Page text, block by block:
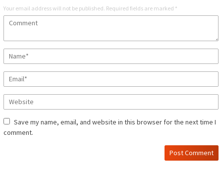
Your email address will not be published. Required fields are marked *
Save my name, email, and website in this browser for the next time I
comment.